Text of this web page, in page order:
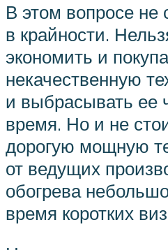
В этом вопросе не
в крайности.
экономить и
некачественную
и выбрасывать ее
время. Но и не
дорогую мощную
от ведущих
обогрева
время коротких